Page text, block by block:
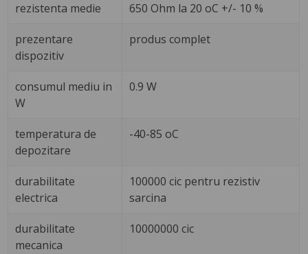
rezistenta medie 650 Ohm la 20 oC +/- 10 %
prezentare
dispozitiv
produs complet
consumul mediu in
W
0.9 W
temperatura de
depozitare
-40-85 oC
durabilitate
electrica
100000 cic pentru rezistiv
sarcina
durabilitate
mecanica
10000000 cic